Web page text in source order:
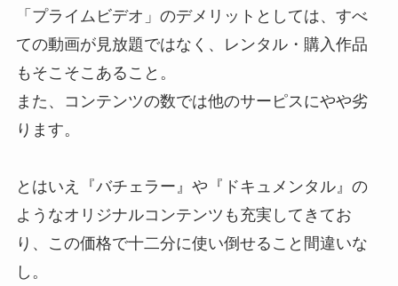
「プライムビデオ」のデメリットとしては、すべ
ての動画が見放題ではなく、レンタル・購入作品
もそこそこあること。
また、コンテンツの数では他のサーピスにやや劣
ります。
とはいえ『バチェラー』や『ドキュメンタル』の
ようなオリジナルコンテンツも充実してきてお
り、この価格で十二分に使い倒せること間違いな
し。